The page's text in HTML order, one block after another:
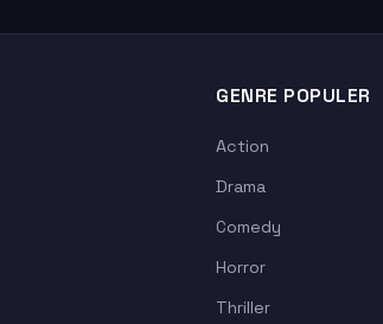
GENRE POPULER
Action
Drama
Comedy
Horror
Thriller